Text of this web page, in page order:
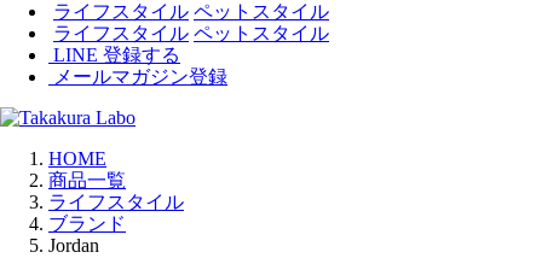
ライフスタイル ペットスタイル
ライフスタイル ペットスタイル
LINE 登録する
メールマガジン登録
HOME
商品一覧
ライフスタイル
ブランド
Jordan